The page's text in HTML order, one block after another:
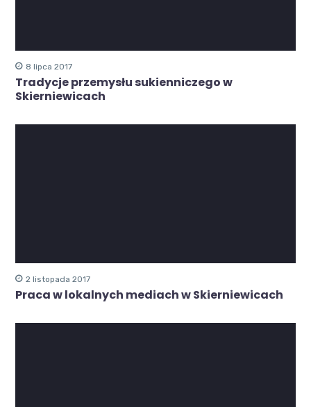
8 lipca 2017
Tradycje przemysłu sukienniczego w
Skierniewicach
2 listopada 2017
Praca w lokalnych mediach w Skierniewicach